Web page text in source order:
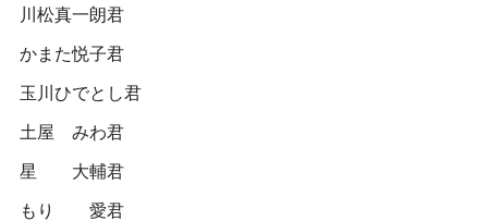
川松真一朗君
かまた悦子君
玉川ひでとし君
土屋 みわ君
星 大輔君
もり 愛君